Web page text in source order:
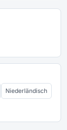
Niederländisch